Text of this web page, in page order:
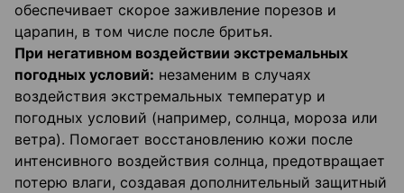
обеспечивает скорое заживление порезов и
царапин, в том числе после бритья.
При негативном воздействии экстремальных
погодных условий: незаменим в случаях
воздействия экстремальных температур и
погодных условий (например, солнца, мороза или
ветра). Помогает восстановлению кожи после
интенсивного воздействия солнца, предотвращает
потерю влаги, создавая дополнительный защитный